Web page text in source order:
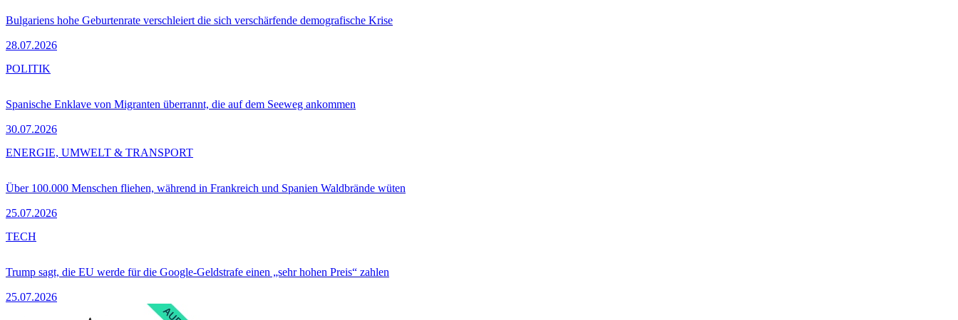
Bulgariens hohe Geburtenrate verschleiert die sich verschärfende demografische Krise
28.07.2026
Spanische Enklave von Migranten überrannt, die auf dem Seeweg ankommen
30.07.2026
POLITIK
Über 100.000 Menschen fliehen, während in Frankreich und Spanien Waldbrände wüten
25.07.2026
ENERGIE, UMWELT & TRANSPORT
Trump sagt, die EU werde für die Google-Geldstrafe einen „sehr hohen Preis“ zahlen
25.07.2026
TECH